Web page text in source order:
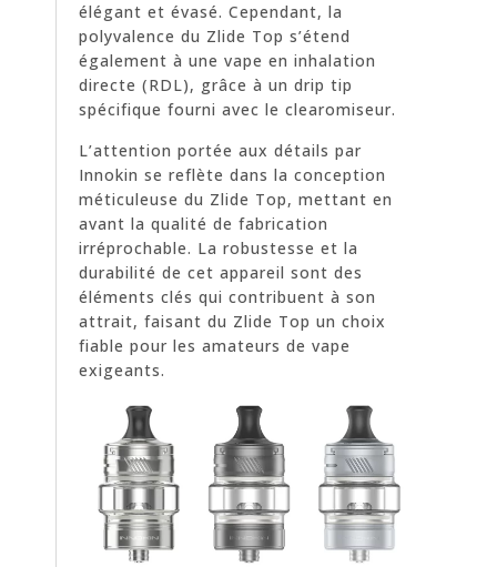
élégant et évasé. Cependant, la
polyvalence du Zlide Top s’étend
également à une vape en inhalation
directe (RDL), grâce à un drip tip
spécifique fourni avec le clearomiseur.
L’attention portée aux détails par
Innokin se reflète dans la conception
méticuleuse du Zlide Top, mettant en
avant la qualité de fabrication
irréprochable. La robustesse et la
durabilité de cet appareil sont des
éléments clés qui contribuent à son
attrait, faisant du Zlide Top un choix
fiable pour les amateurs de vape
exigeants.